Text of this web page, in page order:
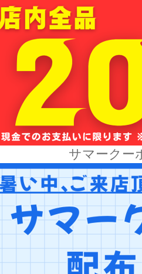
サマークー